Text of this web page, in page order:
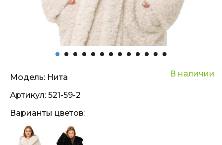
Модель: Нита В наличии
Артикул: 521-59-2
Варианты цветов: